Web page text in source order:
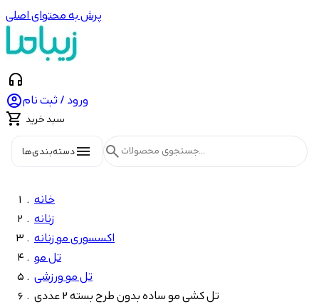
پرش به محتوای اصلی
headphones
ورود / ثبت نام
 سبد خرید
menuدسته‌بندی‌ها search
خانه
زنانه
اکسسوری مو زنانه
تل مو
تل مو ورزشی
تل کشی مو ساده بدون طرح بسته 2 عددی